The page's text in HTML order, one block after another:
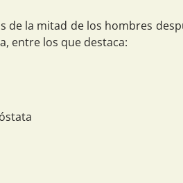
de la mitad de los hombres
entre los que destaca: